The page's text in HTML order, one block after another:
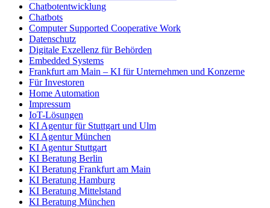
Chatbotentwicklung
Chatbots
Computer Supported Cooperative Work
Datenschutz
Digitale Exzellenz für Behörden
Embedded Systems
Frankfurt am Main – KI für Unternehmen und Konzerne
Für Investoren
Home Automation
Impressum
IoT-Lösungen
KI Agentur für Stuttgart und Ulm
KI Agentur München
KI Agentur Stuttgart
KI Beratung Berlin
KI Beratung Frankfurt am Main
KI Beratung Hamburg
KI Beratung Mittelstand
KI Beratung München